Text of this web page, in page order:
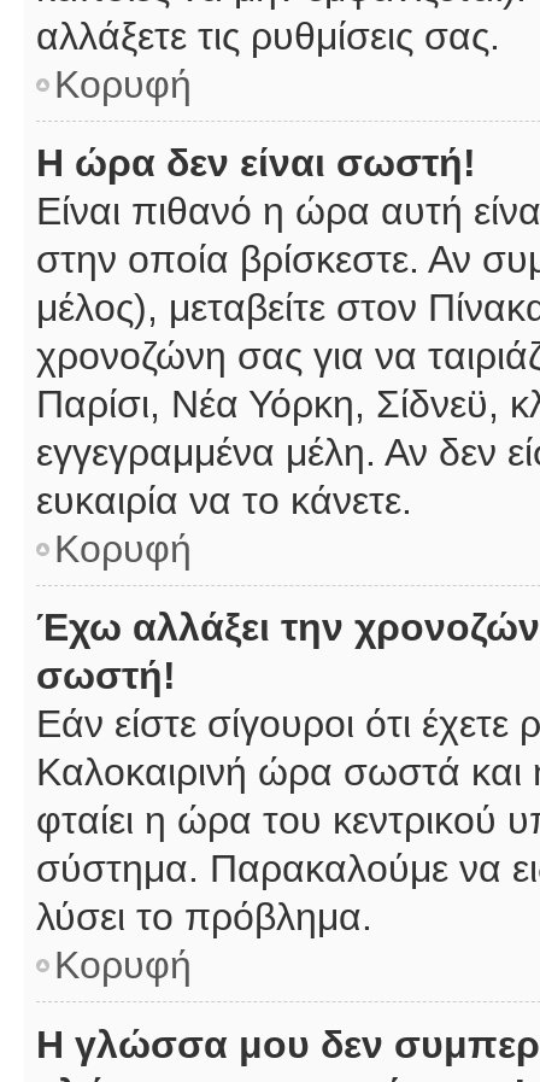
αλλάξετε τις ρυθμίσεις σας.
Κορυφή
Η ώρα δεν είναι σωστή!
Είναι πιθανό η ώρα αυτή
στην οποία βρίσκεστε. Αν
μέλος), μεταβείτε στον
χρονοζώνη σας για να
Παρίσι, Νέα Υόρκη, Σίδνεϋ,
εγγεγραμμένα μέλη. Αν δεν
ευκαιρία να το κάνετε.
Κορυφή
Έχω αλλάξει την
σωστή!
Εάν είστε σίγουροι ότι
Καλοκαιρινή ώρα σωστά και
φταίει η ώρα του κεντρικού
σύστημα. Παρακαλούμε να
λύσει το πρόβλημα.
Κορυφή
Η γλώσσα μου δεν